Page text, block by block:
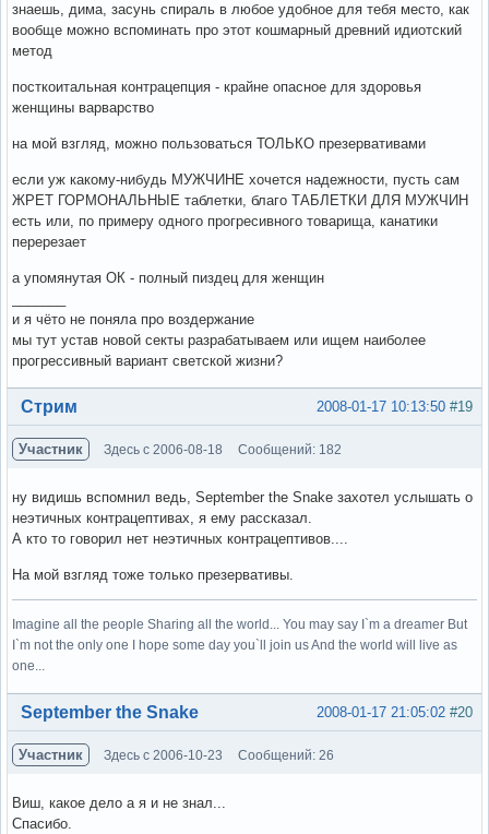
знаешь, дима, засунь спираль в любое удобное для тебя место, как
вообще можно вспоминать про этот кошмарный древний идиотский
метод
посткоитальная контрацепция - крайне опасное для здоровья
женщины варварство
на мой взгляд, можно пользоваться ТОЛЬКО презервативами
если уж какому-нибудь МУЖЧИНЕ хочется надежности, пусть сам
ЖРЕТ ГОРМОНАЛЬНЫЕ таблетки, благо ТАБЛЕТКИ ДЛЯ МУЖЧИН
есть или, по примеру одного прогресивного товарища, канатики
перерезает
а упомянутая ОК - полный пиздец для женщин
и я чёто не поняла про воздержание
мы тут устав новой секты разрабатываем или ищем наиболее
прогрессивный вариант светской жизни?
Вне форума #19
2008-01-17 10:13:50
Стрим
Участник Здесь с 2006-08-18 Сообщений: 182
ну видишь вспомнил ведь, September the Snake захотел услышать о
неэтичных контрацептивах, я ему рассказал.
А кто то говорил нет неэтичных контрацептивов....
На мой взгляд тоже только презервативы.
Imagine all the people Sharing all the world... You may say I`m a dreamer But
I`m not the only one I hope some day you`ll join us And the world will live as
one...
Вне форума #20
2008-01-17 21:05:02
September the Snake
Участник Здесь с 2006-10-23 Сообщений: 26
Виш, какое дело а я и не знал...
Спасибо.